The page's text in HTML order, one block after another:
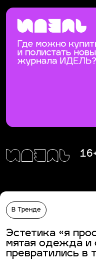
В Тренде
Эстетика «я
мятая одежда и
превратились в